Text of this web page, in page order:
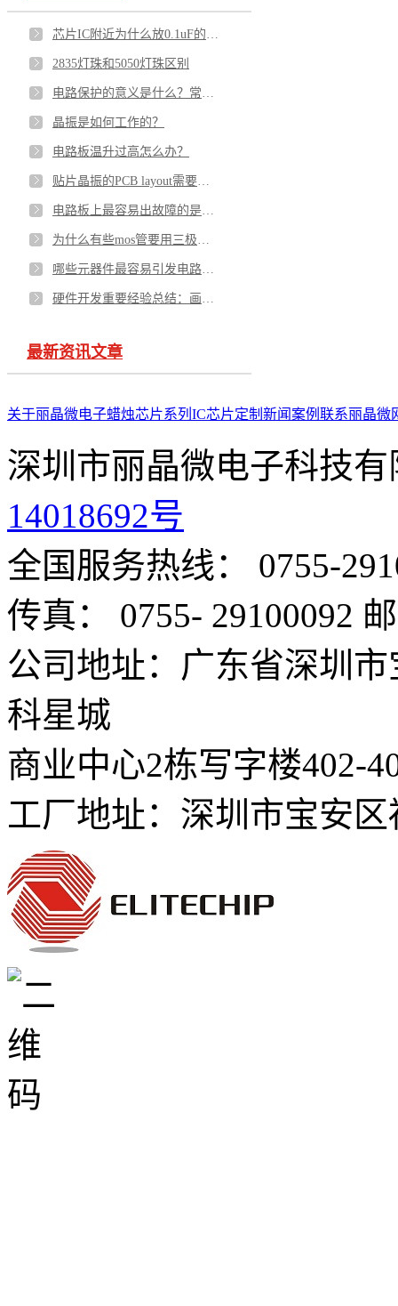
2835灯珠和5050灯珠区别
晶振是如何工作的？
电路板温升过高怎么办？
最新资讯文章
关于丽晶微电子蜡烛芯片系列 IC芯片定制 新闻案例 联系丽晶微
深圳市丽晶微电子科技
14018692号
全国服务热线： 0755-
传真： 0755- 29100092
公司地址：广东省深圳
科星城
商业中心2栋写字楼402-
工厂地址：深圳市宝安